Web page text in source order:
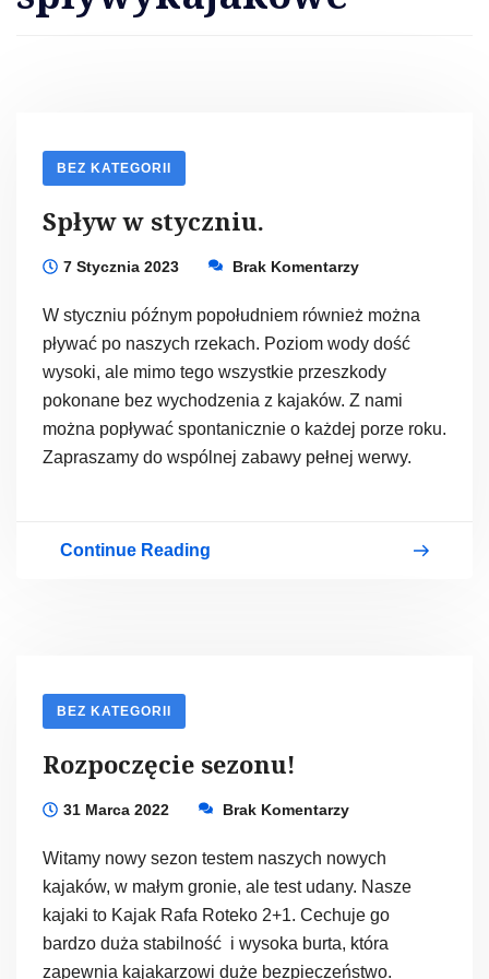
BEZ KATEGORII
Spływ w styczniu.
7 Stycznia 2023 Brak Komentarzy
W styczniu późnym popołudniem również można
pływać po naszych rzekach. Poziom wody dość
wysoki, ale mimo tego wszystkie przeszkody
pokonane bez wychodzenia z kajaków. Z nami
można popływać spontanicznie o każdej porze roku.
Zapraszamy do wspólnej zabawy pełnej werwy.
Continue Reading
Spływ
BEZ KATEGORII
Rozpoczęcie sezonu!
31 Marca 2022 Brak Komentarzy
Witamy nowy sezon testem naszych nowych
kajaków, w małym gronie, ale test udany. Nasze
kajaki to Kajak Rafa Roteko 2+1. Cechuje go
bardzo duża stabilność i wysoka burta, która
zapewnia kajakarzowi duże bezpieczeństwo.